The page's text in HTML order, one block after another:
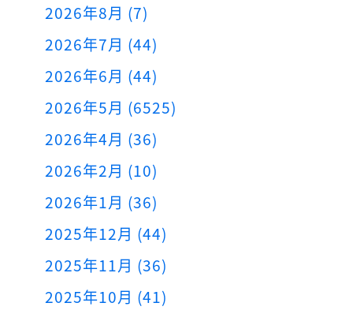
2026年8月 (7)
2026年7月 (44)
2026年6月 (44)
2026年5月 (6525)
2026年4月 (36)
2026年2月 (10)
2026年1月 (36)
2025年12月 (44)
2025年11月 (36)
2025年10月 (41)